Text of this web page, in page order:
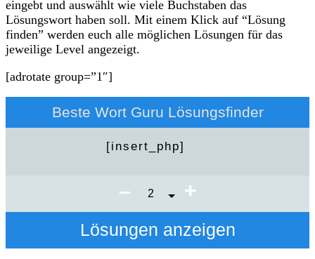
eingebt und auswählt wie viele Buchstaben das
Lösungswort haben soll. Mit einem Klick auf “Lösung
finden” werden euch alle möglichen Lösungen für das
jeweilige Level angezeigt.
[adrotate group=”1″]
Beste Wort Guru Lösungsfinder
– +
Lösungen anzeigen